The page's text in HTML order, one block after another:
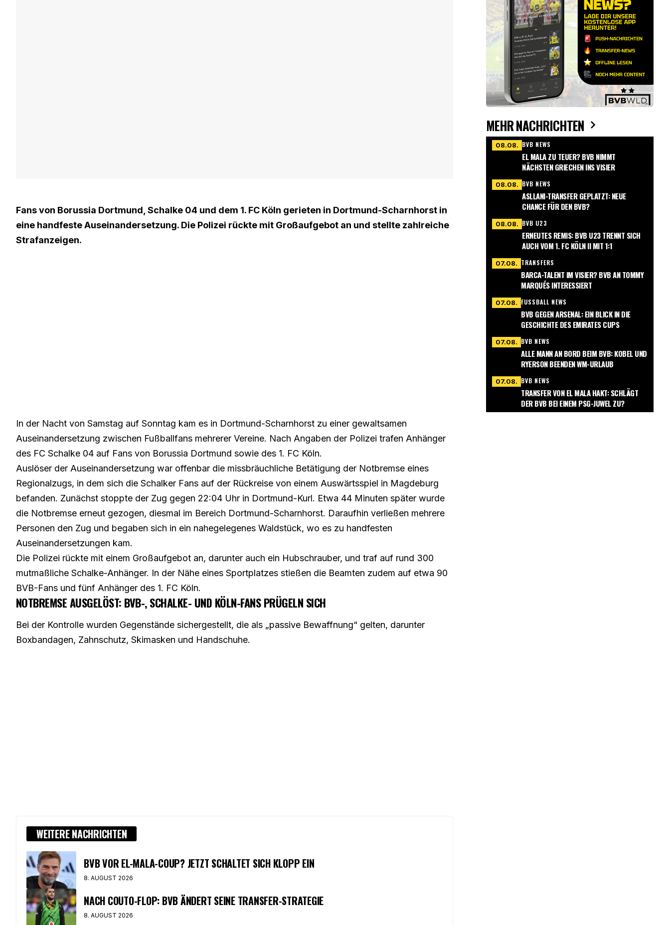
Fans von Borussia Dortmund, Schalke 04 und dem 1. FC Köln gerieten in Dortmund-Scharnhorst in
eine handfeste Auseinandersetzung. Die Polizei rückte mit Großaufgebot an und stellte zahlreiche
Strafanzeigen.
In der Nacht von Samstag auf Sonntag kam es in Dortmund-Scharnhorst zu einer gewaltsamen
Auseinandersetzung zwischen Fußballfans mehrerer Vereine. Nach Angaben der Polizei trafen Anhänger
des FC Schalke 04 auf Fans von Borussia Dortmund sowie des 1. FC Köln.
Auslöser der Auseinandersetzung war offenbar die missbräuchliche Betätigung der Notbremse eines
Regionalzugs, in dem sich die Schalker Fans auf der Rückreise von einem Auswärtsspiel in Magdeburg
befanden. Zunächst stoppte der Zug gegen 22:04 Uhr in Dortmund-Kurl. Etwa 44 Minuten später wurde
die Notbremse erneut gezogen, diesmal im Bereich Dortmund-Scharnhorst. Daraufhin verließen mehrere
Personen den Zug und begaben sich in ein nahegelegenes Waldstück, wo es zu handfesten
Auseinandersetzungen kam.
Die Polizei rückte mit einem Großaufgebot an, darunter auch ein Hubschrauber, und traf auf rund 300
mutmaßliche Schalke-Anhänger. In der Nähe eines Sportplatzes stießen die Beamten zudem auf etwa 90
BVB-Fans und fünf Anhänger des 1. FC Köln.
NOTBREMSE AUSGELÖST: BVB-, SCHALKE- UND KÖLN-FANS PRÜGELN SICH
Bei der Kontrolle wurden Gegenstände sichergestellt, die als „passive Bewaffnung“ gelten, darunter
Boxbandagen, Zahnschutz, Skimasken und Handschuhe.
WEITERE NACHRICHTEN
BVB VOR EL-MALA-COUP? JETZT SCHALTET SICH KLOPP EIN
8. AUGUST 2026
NACH COUTO-FLOP: BVB ÄNDERT SEINE TRANSFER-STRATEGIE
8. AUGUST 2026
MEHR NACHRICHTEN
08.08. BVB NEWS
EL MALA ZU TEUER? BVB NIMMT
NÄCHSTEN GRIECHEN INS VISIER
08.08. BVB NEWS
ASLLANI-TRANSFER GEPLATZT: NEUE
CHANCE FÜR DEN BVB?
08.08. BVB U23
ERNEUTES REMIS: BVB U23 TRENNT SICH
AUCH VOM 1. FC KÖLN II MIT 1:1
07.08. TRANSFERS
BARCA-TALENT IM VISIER? BVB AN TOMMY
MARQUÉS INTERESSIERT
07.08. FUSSBALL NEWS
BVB GEGEN ARSENAL: EIN BLICK IN DIE
GESCHICHTE DES EMIRATES CUPS
07.08. BVB NEWS
ALLE MANN AN BORD BEIM BVB: KOBEL UND
RYERSON BEENDEN WM-URLAUB
07.08. BVB NEWS
TRANSFER VON EL MALA HAKT: SCHLÄGT
DER BVB BEI EINEM PSG-JUWEL ZU?